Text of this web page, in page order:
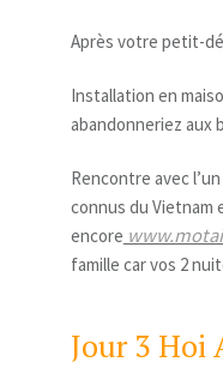
Après votre petit-
Installation en
abandonneriez aux
Rencontre avec
connus du Vietnam
encore
famille car vos 2
Jour 3 Hoi